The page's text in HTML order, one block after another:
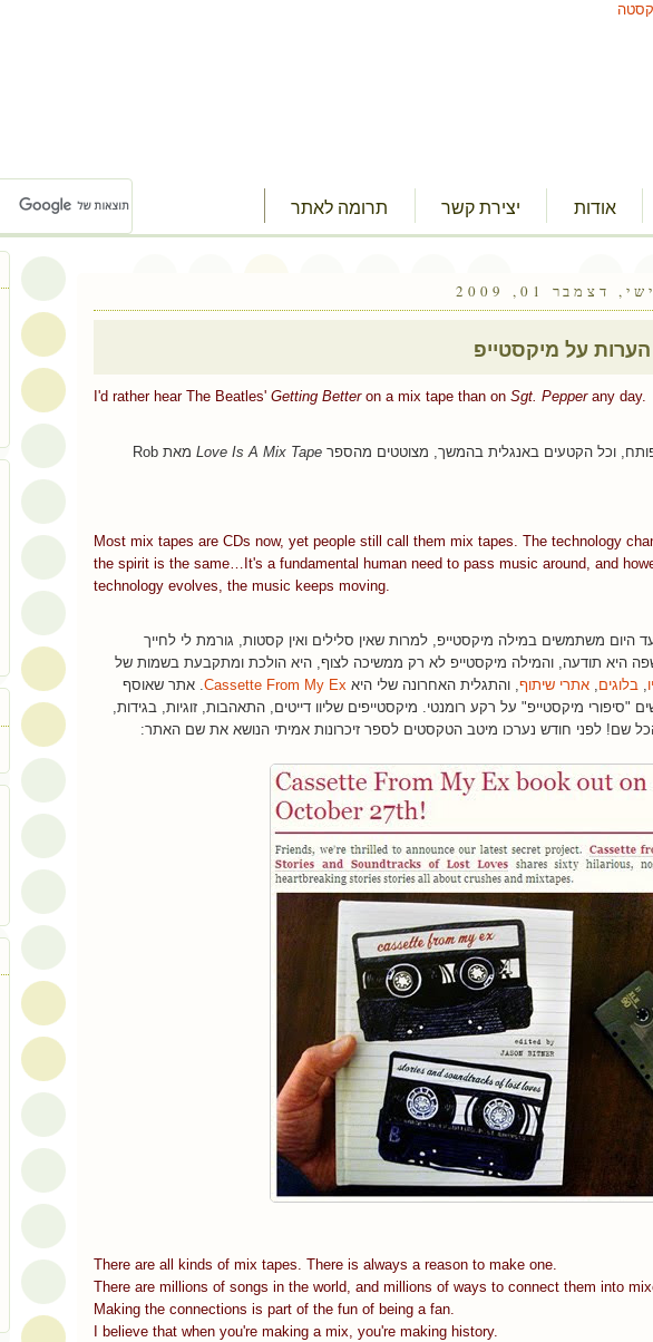
אודות יצירת קשר תרומה לאתר
דצמבר 01, 2009
על מיקסטייפ
I'd rather hear The Beatles' Getting Betteron a mix tape than on Sgt. Pepper any day.
וכל הקטעים באנגלית בהמשך, מצוטטים מהספר Love Is A Mix Tape
מאת Rob
Most mix tapes are CDs now, yet people still call them mix tapes. The technology
the spirit is the same…It's a fundamental human need to pass music around, and
technology evolves, the music keeps moving.
היום משתמשים במילה מיקסטייפ, למרות שאין סלילים ואין קסטות, גורמת לי לחייך
היא תודעה, והמילה מיקסטייפ לא רק ממשיכה לצוף, היא הולכת ומתקבעת בשמות של
, בלוגים, אתרי שיתוף, והתגלית האחרונה שלי היא Cassette From My Ex. אתר שאוסף
"סיפורי מיקסטייפ" על רקע רומנטי. מיקסטייפים שליוו דייטים, התאהבות, זוגיות, בגידות,
שם! לפני חודש נערכו מיטב הטקסטים לספר זיכרונות אמיתי הנושא את שם האתר:
There are all kinds of mix tapes. There is always a reason to make one.
There are millions of songs in the world, and millions of ways to connect them into
Making the connections is part of the fun of being a fan.
I believe that when you're making a mix, you're making history.